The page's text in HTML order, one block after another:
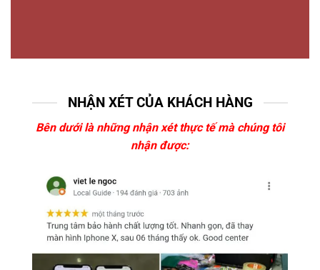
NHẬN XÉT CỦA KHÁCH HÀNG
Bên dưới là những nhận xét thực tế mà chúng tôi
nhận được: